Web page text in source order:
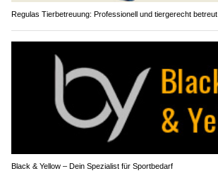
Regulas Tierbetreuung: Professionell und tiergerecht betreut
Black & Yellow – Dein Spezialist für Sportbedarf